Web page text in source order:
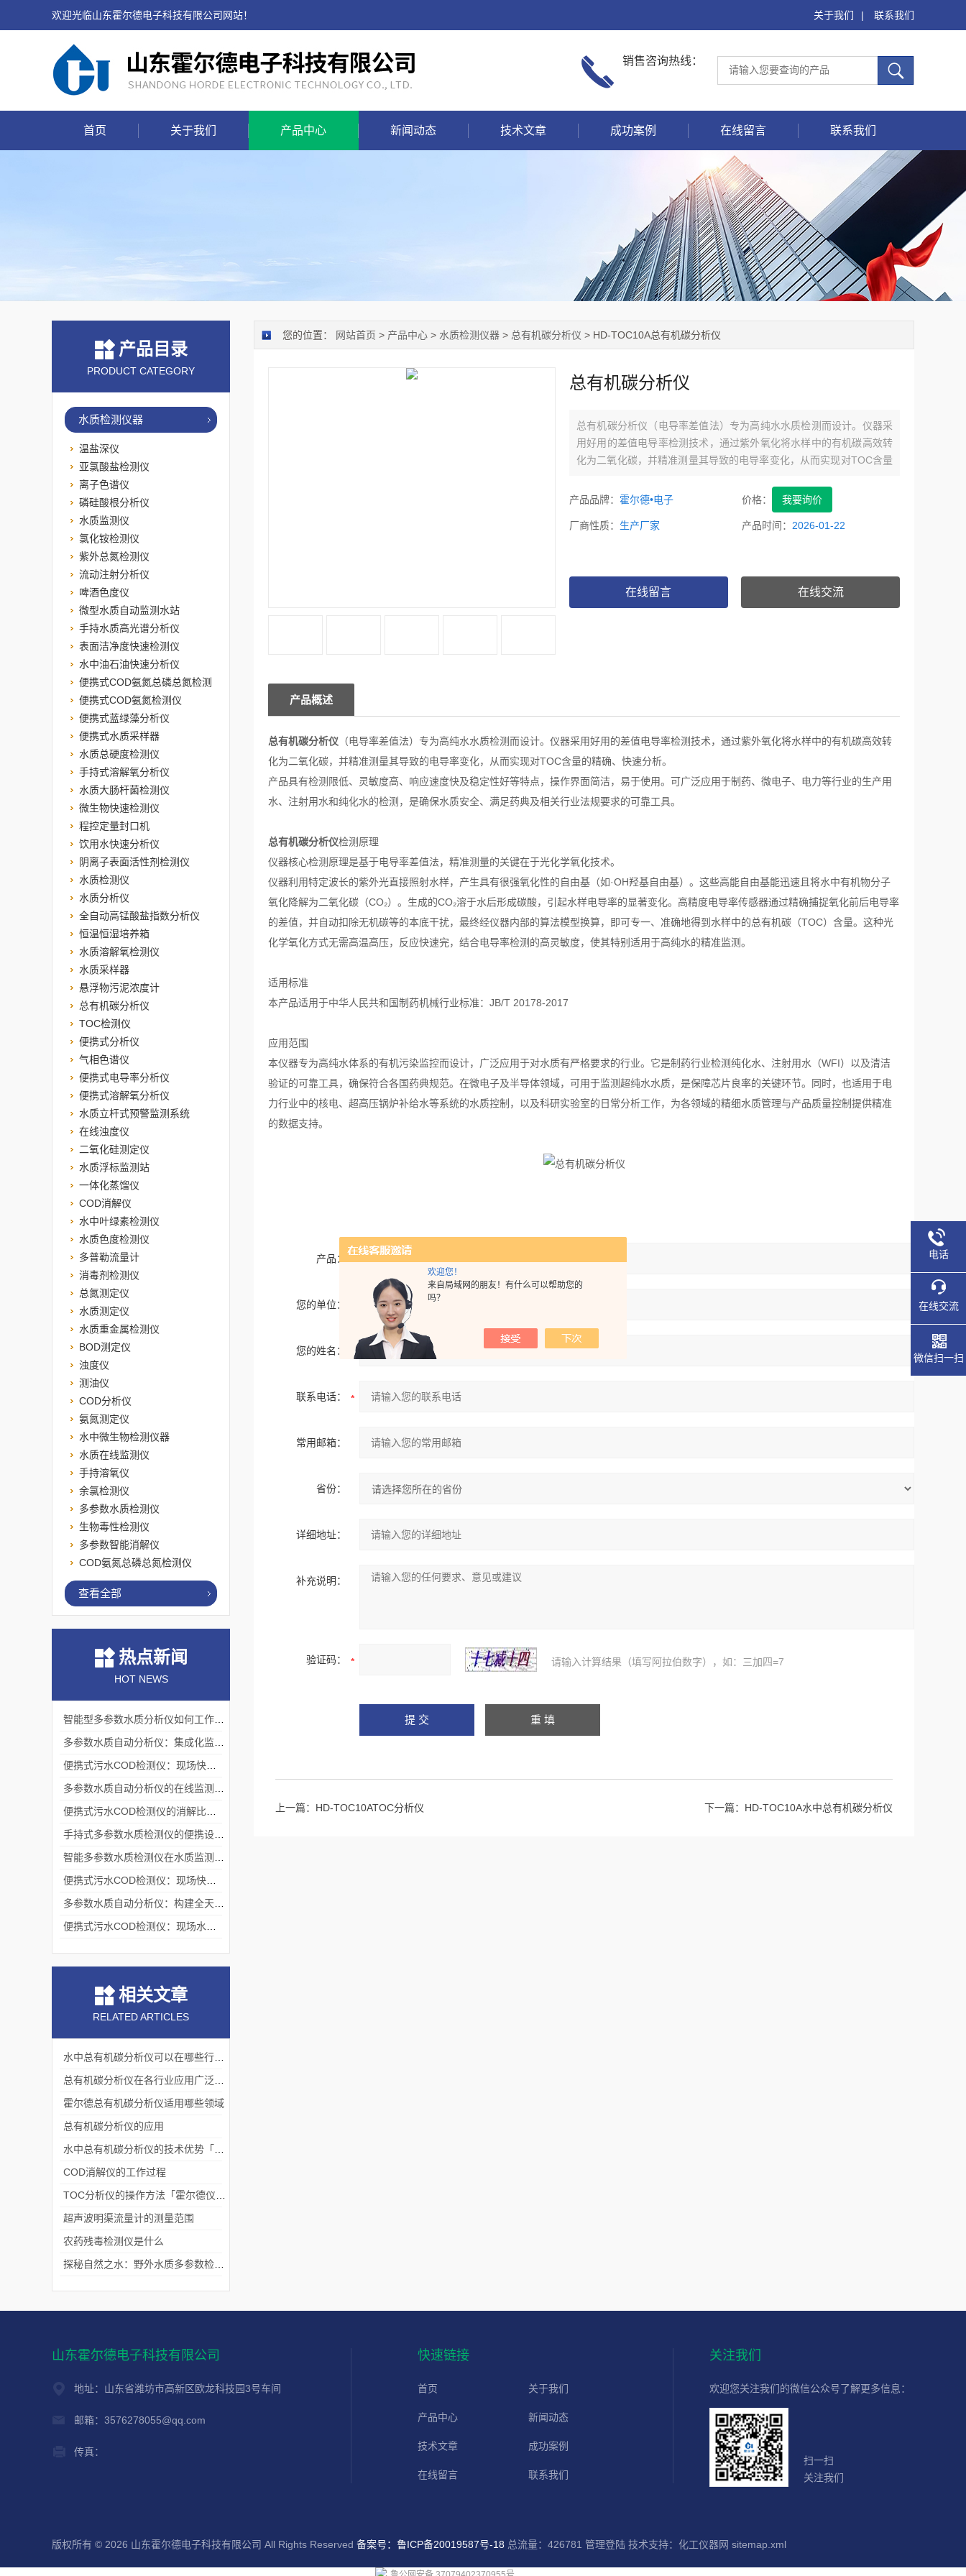
欢迎您！
来自局域网的朋友！有什么可以帮助您的
吗？
欢迎光临山东霍尔德电子科技有限公司网站！ 关于我们 | 联系我们
销售咨询热线：
首页 关于我们 产品中心 新闻动态 技术文章 成功案例 在线留言 联系我们
您的位置： 网站首页 > 产品中心 > 水质检测仪器 > 总有机碳分析仪 > HD-TOC10A总有机碳分析仪
总有机碳分析仪
总有机碳分析仪（电导率差值法）专为高纯水水质检测而设计。仪器采
用好用的差值电导率检测技术，通过紫外氧化将水样中的有机碳高效转
化为二氧化碳，并精准测量其导致的电导率变化，从而实现对TOC含量
产品品牌： 霍尔德•电子 价格： 我要询价
厂商性质： 生产厂家 产品时间： 2026-01-22
在线留言 在线交流
产品概述
总有机碳分析仪 （电导率差值法）专为高纯水水质检测而设计。仪器采用好用的差值电导率检测技术，通过紫外氧化将水样中的有机碳高效转
化为二氧化碳，并精准测量其导致的电导率变化，从而实现对TOC含量的精确、快速分析。
产品具有检测限低、灵敏度高、响应速度快及稳定性好等特点，操作界面简洁，易于使用。可广泛应用于制药、微电子、电力等行业的生产用
水、注射用水和纯化水的检测，是确保水质安全、满足药典及相关行业法规要求的可靠工具。
总有机碳分析仪检测原理
仪器核心检测原理是基于电导率差值法，精准测量的关键在于光化学氧化技术。
仪器利用特定波长的紫外光直接照射水样，产生具有很强氧化性的自由基（如·OH羟基自由基）。这些高能自由基能迅速且将水中有机物分子
氧化降解为二氧化碳（CO₂）。生成的CO₂溶于水后形成碳酸，引起水样电导率的显著变化。高精度电导率传感器通过精确捕捉氧化前后电导率
的差值，并自动扣除无机碳等的本底干扰，最终经仪器内部的算法模型换算，即可专一、准确地得到水样中的总有机碳（TOC）含量。这种光
化学氧化方式无需高温高压，反应快速完，结合电导率检测的高灵敏度，使其特别适用于高纯水的精准监测。
适用标准
本产品适用于中华人民共和国制药机械行业标准：JB/T 20178-2017
应用范围
本仪器专为高纯水体系的有机污染监控而设计，广泛应用于对水质有严格要求的行业。它是制药行业检测纯化水、注射用水（WFI）以及清洁
验证的可靠工具，确保符合各国药典规范。在微电子及半导体领域，可用于监测超纯水水质，是保障芯片良率的关键环节。同时，也适用于电
力行业中的核电、超高压锅炉补给水等系统的水质控制，以及科研实验室的日常分析工作，为各领域的精细水质管理与产品质量控制提供精准
的数据支持。
产品：
您的单位：
您的姓名：
联系电话：
常用邮箱：
省份：
详细地址：
补充说明：
验证码： 请输入计算结果（填写阿拉伯数字），如：三加四=7
上一篇： HD-TOC10ATOC分析仪 下一篇： HD-TOC10A水中总有机碳分析仪
产品目录
PRODUCT CATEGORY
水质检测仪器
温盐深仪
亚氯酸盐检测仪
离子色谱仪
磷硅酸根分析仪
水质监测仪
氯化铵检测仪
紫外总氮检测仪
流动注射分析仪
啤酒色度仪
微型水质自动监测水站
手持水质高光谱分析仪
表面洁净度快速检测仪
水中油石油快速分析仪
便携式COD氨氮总磷总氮检测
仪
便携式COD氨氮检测仪
便携式蓝绿藻分析仪
便携式水质采样器
水质总硬度检测仪
手持式溶解氧分析仪
水质大肠杆菌检测仪
微生物快速检测仪
程控定量封口机
饮用水快速分析仪
阴离子表面活性剂检测仪
水质检测仪
水质分析仪
全自动高锰酸盐指数分析仪
恒温恒湿培养箱
水质溶解氧检测仪
水质采样器
悬浮物污泥浓度计
总有机碳分析仪
TOC检测仪
便携式分析仪
气相色谱仪
便携式电导率分析仪
便携式溶解氧分析仪
水质立杆式预警监测系统
在线浊度仪
二氧化硅测定仪
水质浮标监测站
一体化蒸馏仪
COD消解仪
水中叶绿素检测仪
水质色度检测仪
多普勒流量计
消毒剂检测仪
总氮测定仪
水质测定仪
水质重金属检测仪
BOD测定仪
浊度仪
测油仪
COD分析仪
氨氮测定仪
水中微生物检测仪器
水质在线监测仪
手持溶氧仪
余氯检测仪
多参数水质检测仪
生物毒性检测仪
多参数智能消解仪
COD氨氮总磷总氮检测仪
查看全部
热点新闻
HOT NEWS
相关文章
RELATED ARTICLES
霍尔德总有机碳分析仪适用哪些领域
总有机碳分析仪的应用
COD消解仪的工作过程
超声波明渠流量计的测量范围
农药残毒检测仪是什么
山东霍尔德电子科技有限公司
地址：山东省潍坊市高新区欧龙科技园3号车间
邮箱：3576278055@qq.com
传真：
快速链接
首页 关于我们
产品中心 新闻动态
技术文章 成功案例
在线留言 联系我们
关注我们
欢迎您关注我们的微信公众号了解更多信息：
扫一扫
关注我们
版权所有 © 2026 山东霍尔德电子科技有限公司 All Rights Reserved 备案号：鲁ICP备20019587号-18 总流量：426781 管理登陆 技术支持： 化工仪器网 sitemap.xml
电话
在线交流
微信扫一扫